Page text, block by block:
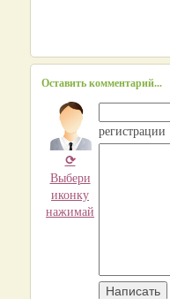
Оставить комментарий...
⟳
Выбери
иконку
нажимай
регистрации